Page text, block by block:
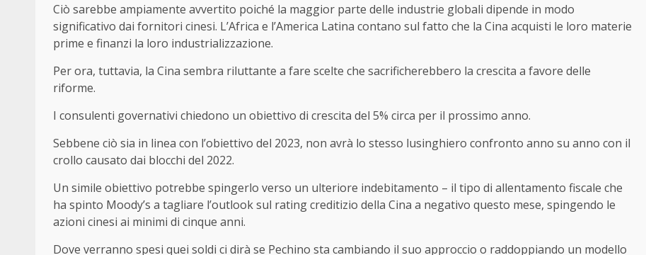
Ciò sarebbe ampiamente avvertito poiché la maggior parte delle industrie globali dipende in modo
significativo dai fornitori cinesi. L’Africa e l’America Latina contano sul fatto che la Cina acquisti le loro materie
prime e finanzi la loro industrializzazione.
Per ora, tuttavia, la Cina sembra riluttante a fare scelte che sacrificherebbero la crescita a favore delle
riforme.
I consulenti governativi chiedono un obiettivo di crescita del 5% circa per il prossimo anno.
Sebbene ciò sia in linea con l’obiettivo del 2023, non avrà lo stesso lusinghiero confronto anno su anno con il
crollo causato dai blocchi del 2022.
Un simile obiettivo potrebbe spingerlo verso un ulteriore indebitamento – il tipo di allentamento fiscale che
ha spinto Moody’s a tagliare l’outlook sul rating creditizio della Cina a negativo questo mese, spingendo le
azioni cinesi ai minimi di cinque anni.
Dove verranno spesi quei soldi ci dirà se Pechino sta cambiando il suo approccio o raddoppiando un modello